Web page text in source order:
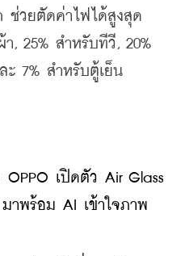
ช่วยตัดค่าไฟได้สูงสุด
, 25% สำหรับทีวี, 20%
ะ 7% สำหรับตู้เย็น
OPPO เปิดตัว Air Glass
าพร้อม AI เข้าใจภาพ